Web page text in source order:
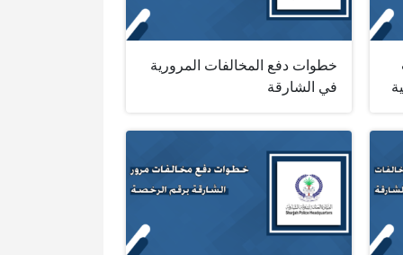
خطوات دفع المخالفات المرورية
في الشارقة